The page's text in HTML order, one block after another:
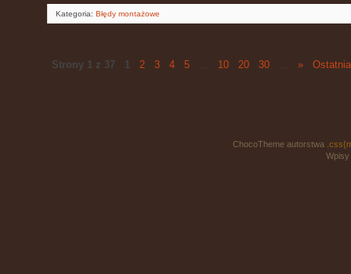
Kategoria: Błędy montażowe
Strony 1 z 37 1 2 3 4 5 ... 10 20 30 ... »
ChocoTheme autorstwa
Wpisy